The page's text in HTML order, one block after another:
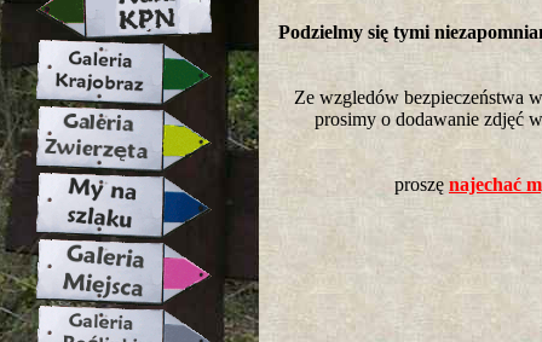
Podzielmy się tymi
Ze wzgledów bezpieczeństwa
prosimy o dodawanie zdjęć
proszę najechać